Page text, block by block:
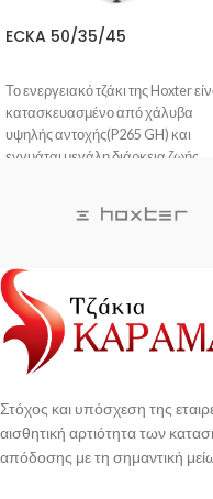
ECKA 50/35/45
Το ενεργειακό τζάκι της Hoxter
κατασκευασμένο από χάλυβα
υψηλής αντοχής(P265 GH) και
εγγυάται μεγάλη διάρκεια ζωής.
στο πρώτο άναμμα.
αποτέλεσμα η φωτιά να
ανταποκρίνεται άμεσα σε κάθε
κίνηση του μοχλού ελέγχου του
To κεραμικό γυαλί που διαθέτει,
ανθεκτικό σε θερμικό σοκ και έχει
σχεδιαστεί η ροή του αέρα έτσι
Στόχος και υπόσχεση της
αισθητική αρτιότητα των
απόδοσης με τη σημαντική